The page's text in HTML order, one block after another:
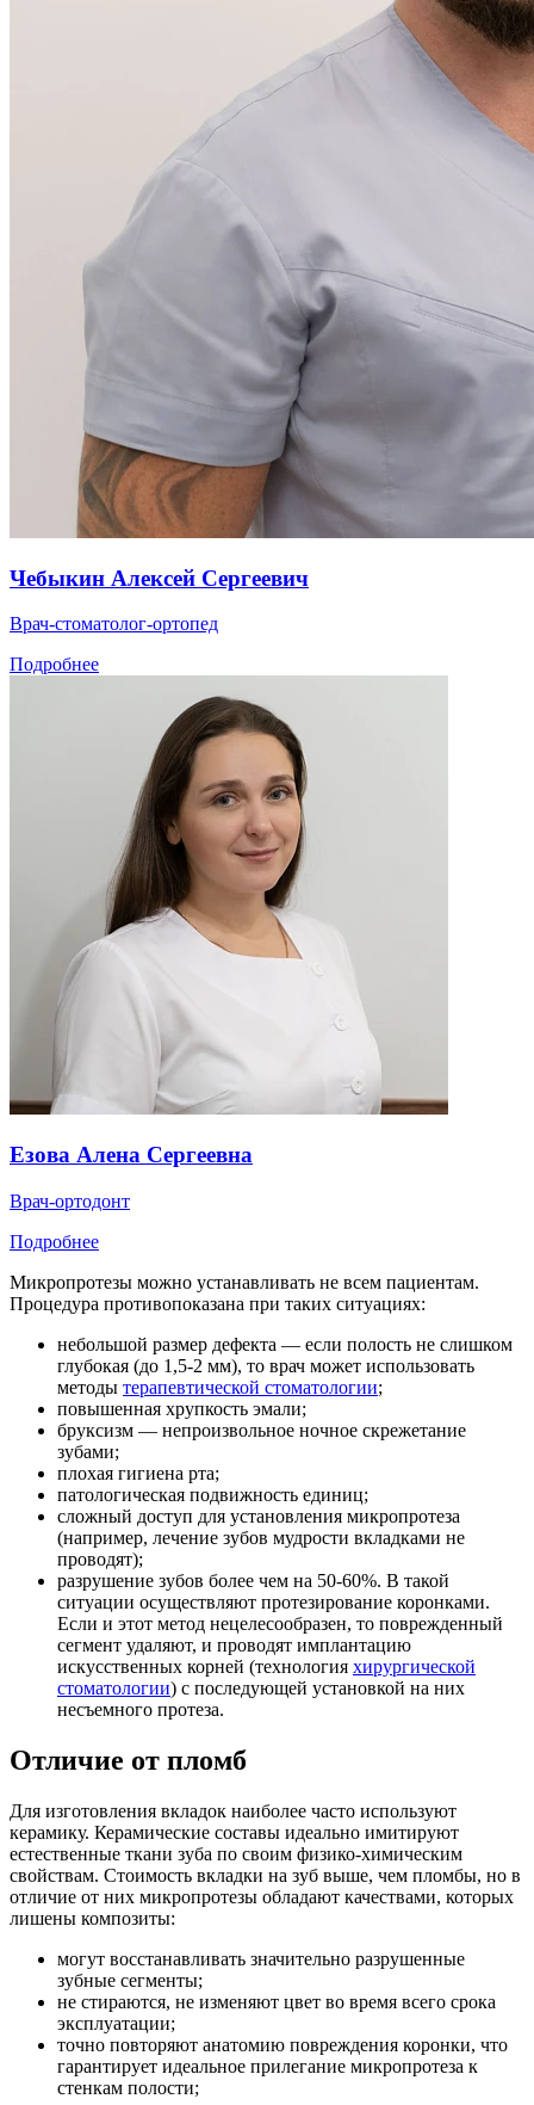
Чебыкин Алексей Сергеевич
Врач-стоматолог-ортопед
Подробнее
Езова Алена Сергеевна
Врач-ортодонт
Подробнее
Микропротезы можно устанавливать не всем пациентам.
Процедура противопоказана при таких ситуациях:
небольшой размер дефекта — если полость не слишком
глубокая (до 1,5-2 мм), то врач может использовать
методы терапевтической стоматологии;
повышенная хрупкость эмали;
бруксизм — непроизвольное ночное скрежетание
зубами;
плохая гигиена рта;
патологическая подвижность единиц;
сложный доступ для установления микропротеза
(например, лечение зубов мудрости вкладками не
проводят);
разрушение зубов более чем на 50-60%. В такой
ситуации осуществляют протезирование коронками.
Если и этот метод нецелесообразен, то поврежденный
сегмент удаляют, и проводят имплантацию
искусственных корней (технология хирургической
стоматологии) с последующей установкой на них
несъемного протеза.
Отличие от пломб
Для изготовления вкладок наиболее часто используют
керамику. Керамические составы идеально имитируют
естественные ткани зуба по своим физико-химическим
свойствам. Стоимость вкладки на зуб выше, чем пломбы, но в
отличие от них микропротезы обладают качествами, которых
лишены композиты:
могут восстанавливать значительно разрушенные
зубные сегменты;
не стираются, не изменяют цвет во время всего срока
эксплуатации;
точно повторяют анатомию повреждения коронки, что
гарантирует идеальное прилегание микропротеза к
стенкам полости;